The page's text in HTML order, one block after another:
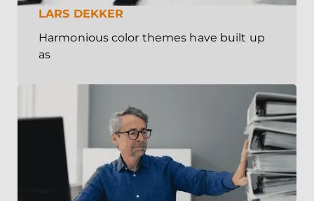
LARS DEKKER
Harmonious color themes have built up
as